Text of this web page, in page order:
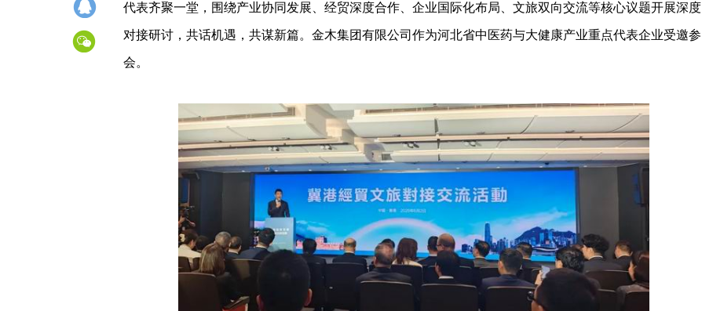
代表齐聚一堂，围绕产业协同发展、经贸深度合作、企业国际化布局、文旅双向交流等核心议题开展深度
对接研讨，共话机遇，共谋新篇。金木集团有限公司作为河北省中医药与大健康产业重点代表企业受邀参
会。